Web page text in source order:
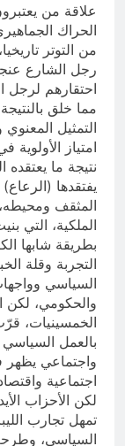
علاقة من
الحراك
من التوتر
رجل الشارع
احتقارهم لرجل
مما خلق
التمثيل
امتياز
نتيجة ما يعتقده
يفتقدها
المثقف ومحيطه،
الملكية، التي
بطريقة شابها
التجربة وقلة
السياسي
والحكومي، لكن
الخمسينيات، قرّب
بالعمل
واجتماعي يظهر
اجتماعية
لكن الأحزاب
تمهل تجارب
السياسي،